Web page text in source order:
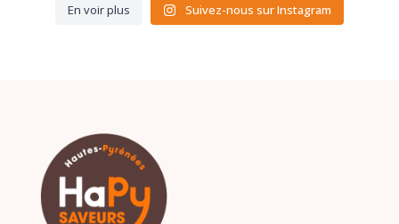
En voir plus Suivez-nous sur Instagram